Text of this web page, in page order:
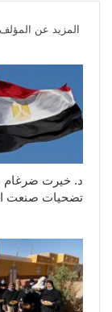
المزيد عن المؤلف
د. خيرت ضرغام
تضحيات صنعت